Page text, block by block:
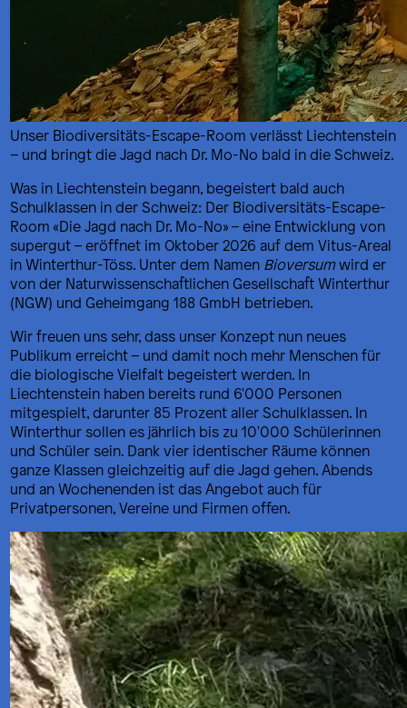
Unser Biodiversitäts-Escape-Room verlässt Liechtenstein
– und bringt die Jagd nach Dr. Mo-No bald in die Schweiz.
Was in Liechtenstein begann, begeistert bald auch
Schulklassen in der Schweiz: Der Biodiversitäts-Escape-
Room «Die Jagd nach Dr. Mo-No» – eine Entwicklung von
supergut – eröffnet im Oktober 2026 auf dem Vitus-Areal
in Winterthur-Töss. Unter dem Namen Bioversumwird er
von der Naturwissenschaftlichen Gesellschaft Winterthur
(NGW) und Geheimgang 188 GmbH betrieben.
Wir freuen uns sehr, dass unser Konzept nun neues
Publikum erreicht – und damit noch mehr Menschen für
die biologische Vielfalt begeistert werden. In
Liechtenstein haben bereits rund 6'000 Personen
mitgespielt, darunter 85 Prozent aller Schulklassen. In
Winterthur sollen es jährlich bis zu 10'000 Schülerinnen
und Schüler sein. Dank vier identischer Räume können
ganze Klassen gleichzeitig auf die Jagd gehen. Abends
und an Wochenenden ist das Angebot auch für
Privatpersonen, Vereine und Firmen offen.